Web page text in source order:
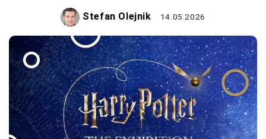
Stefan Olejnik 14.05.2026